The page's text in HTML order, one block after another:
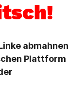
abmahnen
Plattform